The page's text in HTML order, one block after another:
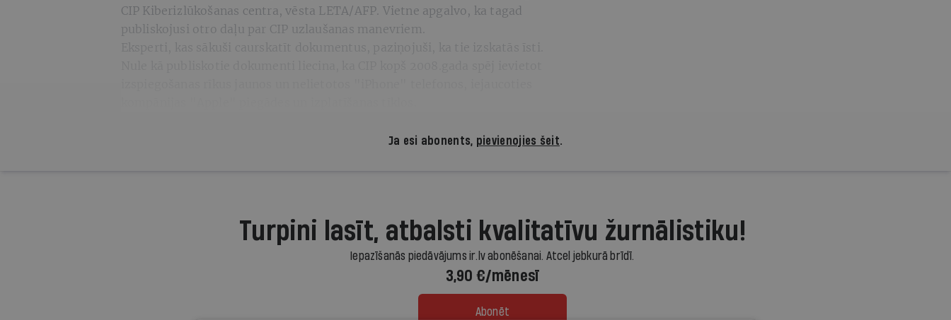
CIP Kiberizlūkošanas centra, vēsta LETA/AFP. Vietne apgalvo, ka tagad
publiskojusi otro daļu par CIP uzlaušanas manevriem.
Ja esi abonents, pievienojies šeit.
Turpini lasīt, atbalsti kvalitatīvu žurnālistiku!
Iepazīšanās piedāvājums ir.lv abonēšanai. Atcel jebkurā brīdī.
3,90 €/mēnesī
Abonēt